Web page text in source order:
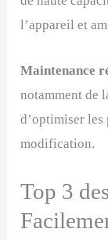
l’appareil et
Maintenance
notamment de
d’optimiser les
modification.
Top 3